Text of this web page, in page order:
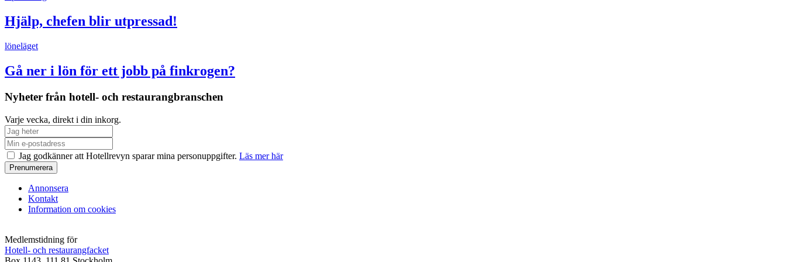
Hjälp, chefen blir utpressad!
löneläget
Gå ner i lön för ett jobb på finkrogen?
Nyheter från hotell- och restaurangbranschen
Varje vecka, direkt i din inkorg.
Jag godkänner att Hotellrevyn sparar mina personuppgifter. Läs mer här
Annonsera
Kontakt
Information om cookies
Medlemstidning för
Hotell- och restaurangfacket